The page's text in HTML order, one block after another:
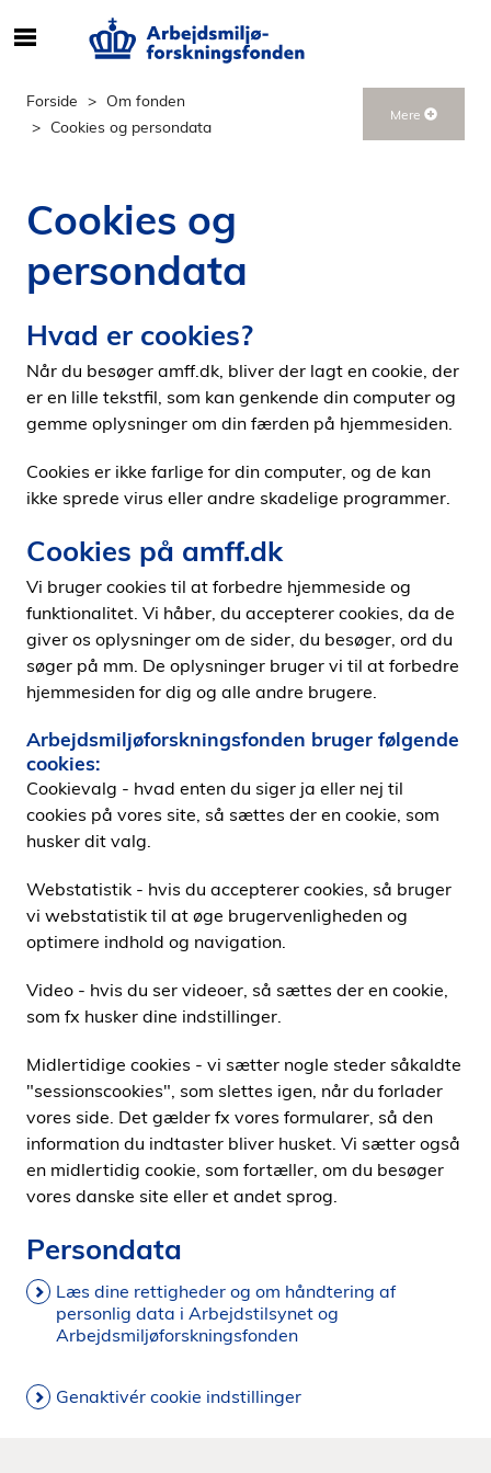
e
r
n
h
l
d
p
e
n
Forside
Om fonden
Cookies og persondata
Mere
Cookies og
persondata
Hvad er cookies?
Når du besøger amff.dk, bliver der lagt en cookie, der
er en lille tekstfil, som kan genkende din computer og
gemme oplysninger om din færden på hjemmesiden.
Cookies er ikke farlige for din computer, og de kan
ikke sprede virus eller andre skadelige programmer.
Cookies på amff.dk
Vi bruger cookies til at forbedre hjemmeside og
funktionalitet. Vi håber, du accepterer cookies, da de
giver os oplysninger om de sider, du besøger, ord du
søger på mm. De oplysninger bruger vi til at forbedre
hjemmesiden for dig og alle andre brugere.
Arbejdsmiljøforskningsfonden bruger følgende
cookies:
Cookievalg - hvad enten du siger ja eller nej til
cookies på vores site, så sættes der en cookie, som
husker dit valg.
Webstatistik - hvis du accepterer cookies, så bruger
vi webstatistik til at øge brugervenligheden og
optimere indhold og navigation.
Video - hvis du ser videoer, så sættes der en cookie,
som fx husker dine indstillinger.
Midlertidige cookies - vi sætter nogle steder såkaldte
"sessionscookies", som slettes igen, når du forlader
vores side. Det gælder fx vores formularer, så den
information du indtaster bliver husket. Vi sætter også
en midlertidig cookie, som fortæller, om du besøger
vores danske site eller et andet sprog.
Persondata
Læs dine rettigheder og om håndtering af
personlig data i Arbejdstilsynet og
Arbejdsmiljøforskningsfonden
Genaktivér cookie indstillinger